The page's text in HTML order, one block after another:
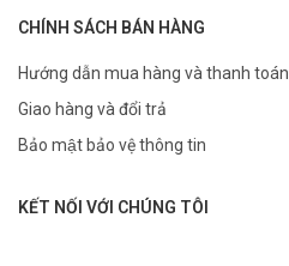
CHÍNH SÁCH BÁN HÀNG
Hướng dẫn mua hàng và thanh toán
Giao hàng và đổi trả
Bảo mật bảo vệ thông tin
KẾT NỐI VỚI CHÚNG TÔI